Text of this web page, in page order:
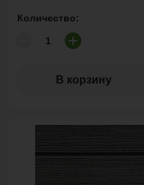
Количество:
В корзину